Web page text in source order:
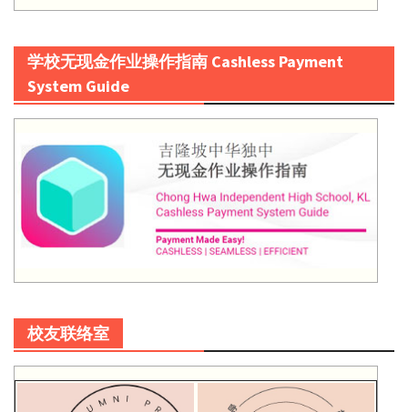
学校无现金作业操作指南 Cashless Payment
System Guide
校友联络室